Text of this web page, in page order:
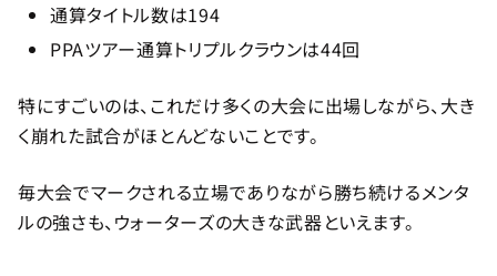
通算タイトル数は194
PPAツアー通算トリプルクラウンは44回
特にすごいのは、これだけ多くの大会に出場しながら、大き
く崩れた試合がほとんどないことです。
毎大会でマークされる立場でありながら勝ち続けるメンタ
ルの強さも、ウォーターズの大きな武器といえます。